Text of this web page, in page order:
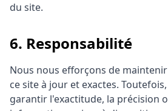
du site.
6. Responsabilité
Nous nous efforçons de
ce site à jour et exactes.
garantir l'exactitude, la précision